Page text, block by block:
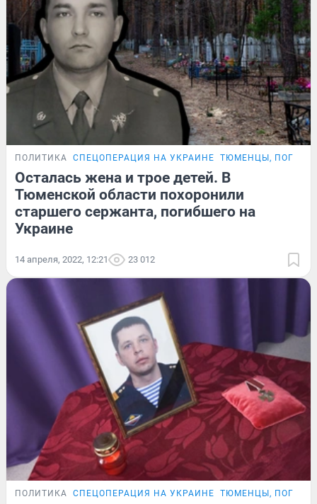
ПОЛИТИКА СПЕЦОПЕРАЦИЯ НА УКРАИНЕ ТЮМЕНЦЫ,
Осталась жена и трое детей. В
Тюменской области похоронили
старшего сержанта, погибшего на
Украине
14 апреля, 2022, 12:21 23 012
ПОЛИТИКА СПЕЦОПЕРАЦИЯ НА УКРАИНЕ ТЮМЕНЦЫ,